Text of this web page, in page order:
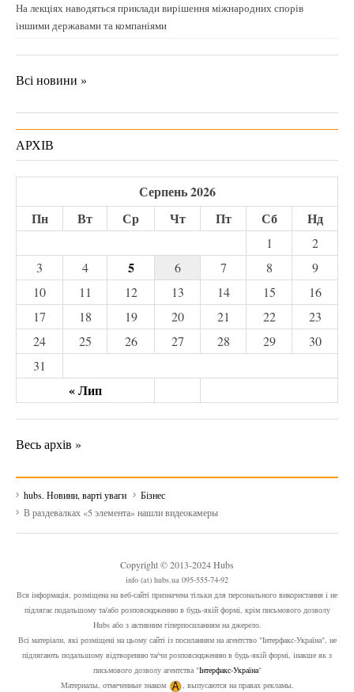
На лекціях наводяться приклади вирішення міжнародних спорів
іншими державами та компаніями
Всі новини »
АРХІВ
Серпень 2026
Пн
Вт Ср Чт Пт Сб Нд
« Лип
1
2
3
4 5 6 7 8
9
10
11 12 13 14 15
16
17
18 19 20 21 22
23
24
25 26 27 28 29
30
31
Весь архів »
hubs. Новини, варті уваги
Бізнес
В раздевалках «5 элемента» нашли видеокамеры
Copyright © 2013-2024 Hubs
info (at) hubs.ua 095-555-74-92
Вся інформація, розміщена на веб-сайті призначена тільки для персонального використання і не
підлягає подальшому та/або розповсюдженню в будь-якій формі, крім письмового дозволу
Hubs або з активним гіперпосиланням на джерело.
Всі матеріали, які розміщені на цьому сайті із посиланням на агентство "Інтерфакс-Україна", не
підлягають подальшому відтворенню та/чи розповсюдженню в будь-якій формі, інакше як з
письмового дозволу агентства "Інтерфакс-Україна"
Материалы, отмеченные знаком
, выпусаются на правах рекламы.